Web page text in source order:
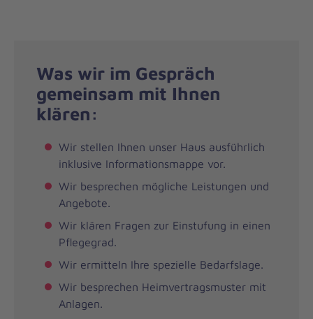
Was wir im Gespräch
gemeinsam mit Ihnen
klären:
Wir stellen Ihnen unser Haus ausführlich
inklusive Informationsmappe vor.
Wir besprechen mögliche Leistungen und
Angebote.
Wir klären Fragen zur Einstufung in einen
Pflegegrad.
Wir ermitteln Ihre spezielle Bedarfslage.
Wir besprechen Heimvertragsmuster mit
Anlagen.